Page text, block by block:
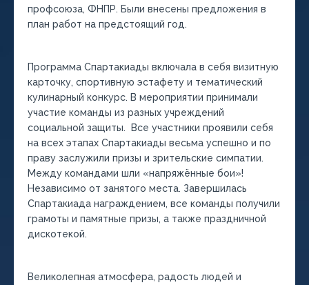
профсоюза, ФНПР. Были внесены предложения в
план работ на предстоящий год.
Программа Спартакиады включала в себя визитную
карточку, спортивную эстафету и тематический
кулинарный конкурс. В мероприятии принимали
участие команды из разных учреждений
социальной защиты. Все участники проявили себя
на всех этапах Спартакиады весьма успешно и по
праву заслужили призы и зрительские симпатии.
Между командами шли «напряжённые бои»!
Независимо от занятого места. Завершилась
Спартакиада награждением, все команды получили
грамоты и памятные призы, а также праздничной
дискотекой.
Великолепная атмосфера, радость людей и